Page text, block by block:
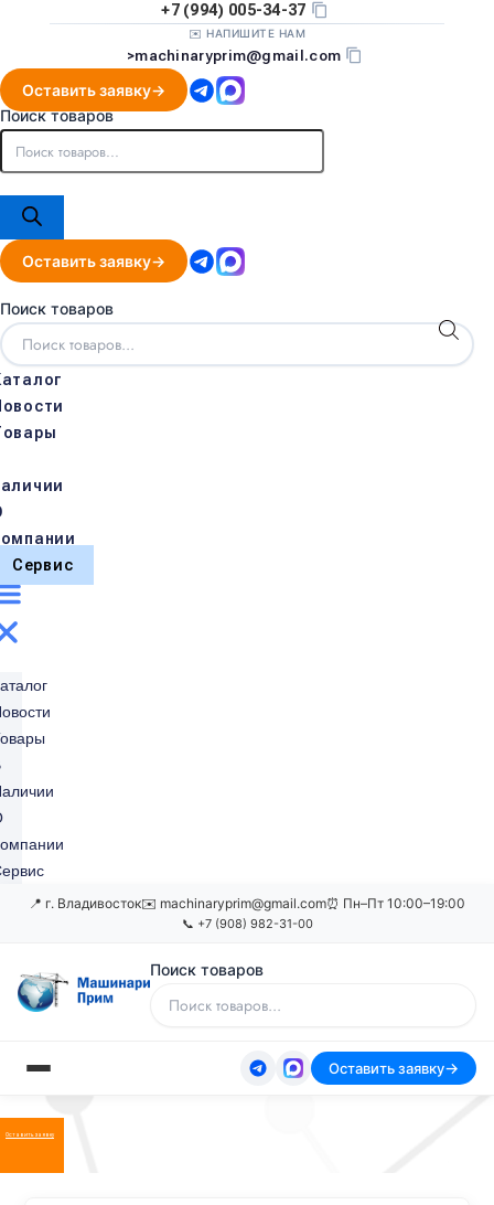
+7 (994) 005-34-37
✉️ НАПИШИТЕ НАМ
>machinaryprim@gmail.com
Оставить заявку
Поиск товаров
Оставить заявку
Поиск товаров
Сервис
📍 г. Владивосток✉️ machinaryprim@gmail.com⏰ Пн–Пт 10:00–19:00
📞 +7 (908) 982-31-00
Поиск товаров
Оставить заявку
Оставить заявку